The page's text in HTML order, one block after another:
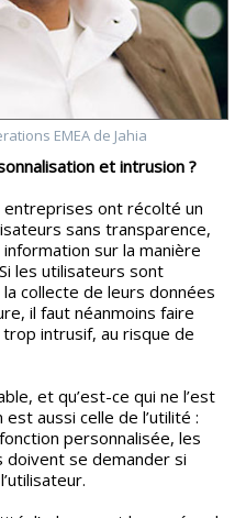
EMEA de Jahia
et intrusion ?
entreprises ont récolté un
sans transparence,
sur la manière
les utilisateurs sont
collecte de leurs données
il faut néanmoins faire
intrusif, au risque de
et qu’est-ce qui ne l’est
aussi celle de l’utilité :
personnalisée, les
se demander si